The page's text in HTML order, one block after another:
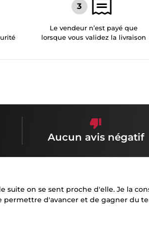
Le vendeur n’est payé que
lorsque vous validez la livraison
Aucun avis négatif
suite on se sent proche d'elle. Je la
permettre d'avancer et de gagner du